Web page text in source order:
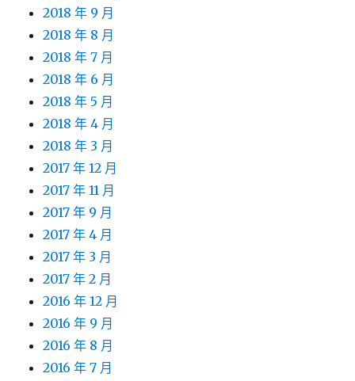
2018 年 9 月
2018 年 8 月
2018 年 7 月
2018 年 6 月
2018 年 5 月
2018 年 4 月
2018 年 3 月
2017 年 12 月
2017 年 11 月
2017 年 9 月
2017 年 4 月
2017 年 3 月
2017 年 2 月
2016 年 12 月
2016 年 9 月
2016 年 8 月
2016 年 7 月